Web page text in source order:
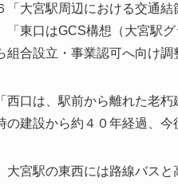
「大宮駅周辺における交通
「東口はGCS構想（大宮駅
組合設立・事業認可へ向け調
西口は、駅前から離れた老
の建設から約４０年経過、
大宮駅の東西には路線バス